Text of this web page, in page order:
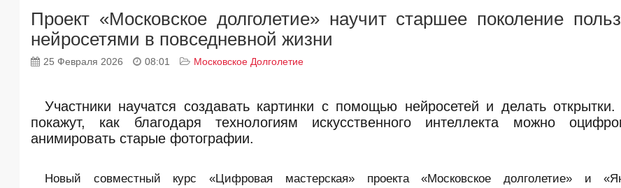
Проект «Московское долголетие» научит старшее поколение
нейросетями в повседневной жизни
25 Февраля 2026 08:01 Московское Долголетие
Участники научатся создавать картинки с помощью нейросетей и делать
покажут, как благодаря технологиям искусственного интеллекта можно
анимировать старые фотографии.
Новый совместный курс «Цифровая мастерская» проекта «Московское долголетие» и